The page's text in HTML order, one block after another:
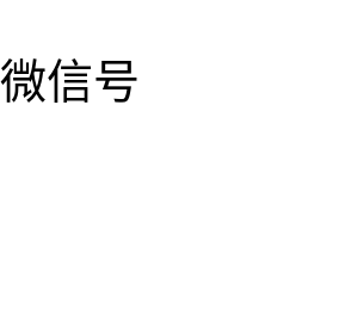
信号